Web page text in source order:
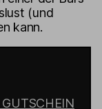
(und
kann.